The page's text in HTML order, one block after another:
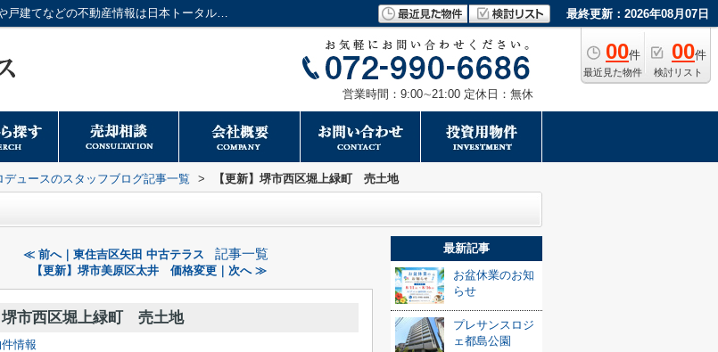
【更新】堺市西区堀上緑町 売土地｜大阪市のマンションや戸建てなどの不動産情報は日本トータルプロデュースへ 最終更新：2026年08月07日
00件
最近見た物件
00件
検討リスト
営業時間：9:00∼21:00 定休日：無休
ュースのスタッフブログ記事一覧 > 【更新】堺市西区堀上緑町 売土地
≪ 前へ｜東住吉区矢田 中古テラス 記事一覧
【更新】堺市美原区太井 価格変更｜次へ ≫
堺市西区堀上緑町 売土地
情報
最新記事
お盆休業のお知
らせ
プレサンスロジ
ェ都島公園